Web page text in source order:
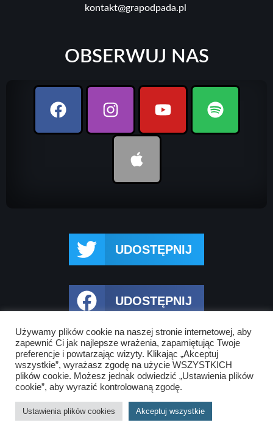
kontakt@grapodpada.pl
OBSERWUJ NAS
UDOSTĘPNIJ
UDOSTĘPNIJ
Używamy plików cookie na naszej stronie internetowej, aby
zapewnić Ci jak najlepsze wrażenia, zapamiętując Twoje
preferencje i powtarzając wizyty. Klikając „Akceptuj
wszystkie”, wyrażasz zgodę na użycie WSZYSTKICH
plików cookie. Możesz jednak odwiedzić „Ustawienia plików
cookie”, aby wyrazić kontrolowaną zgodę.
Ustawienia plików cookies Akceptuj wszystkie